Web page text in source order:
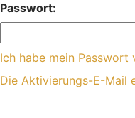
Passwort:
Ich habe mein Passwort
Die Aktivierungs-E-Mail